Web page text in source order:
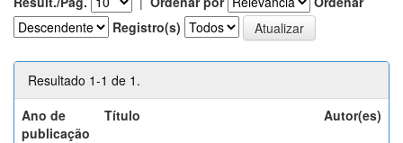
Registro(s)
Resultado 1-1 de 1.
Ano de
publicação
Título Autor(es)